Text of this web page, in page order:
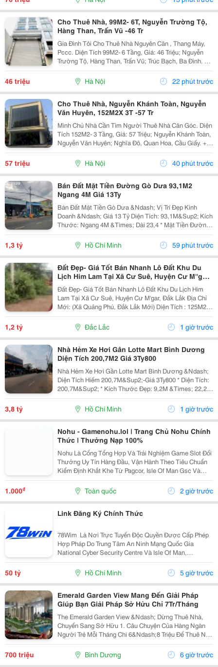
Cho Thuê Nhà, 99M2- 6T, Nguyễn Trường Tộ,
Hàng Than, Trấn Vũ -46 Tr
Gia Đình Tôi Cho Thuê Nhà Nguyên Căn , Thang Máy,
Pccc. Diện Tích 99M2- 6 Tầng, Giá: 46 Triệu; Nguyễn
Trường Tộ, Hàng Than, Trấn Vũ; Trúc Bạch, Ba Đình. +
Liên Hệ Trực Tiếp Chủ Nhà: 0942854881 + Vỉa Hè Lớn,
Mặt Tiền Rộng,Thoáng. + Vị Trí Gần Ngay...
46 triệu Hà Nội 22 phút trước
Cho Thuê Nhà, Nguyễn Khánh Toàn, Nguyễn
Văn Huyên, 152M2X 3T -57 Tr
Mình Chủ Nhà Cần Tìm Người Thuê Nhà Căn Góc. Diện
Tích 152M2- 3 Tầng, Giá: 57 Triệu; Nguyễn Khánh Toàn,
Nguyễn Văn Huyên; Nghĩa Đô, Quan Hoa, Cầu Giấy. +
Liên Hệ Trực Tiếp Chủ Nhà: 0946507497 + Vỉa Hè Lớn,
Mặt Tiền Rộng,Thoáng. + Vị Trí Gần Ngay Ngã...
57 triệu Hà Nội 40 phút trước
Bán Đất Mặt Tiền Đường Gò Dưa 93,1M2
Ngang 4M Giá 13Ty
Bán Đất Mặt Tiền Gò Dưa &Ndash; Vị Trí Đẹp Kinh
Doanh &Ndash; Giá 13 Tỷ Diện Tích: 93,1M&Sup2; Kích
Thước: Ngang 4M &Times; Dài 23,4 * Mặt Tiền Đường
Lớn, Xe Cộ Qua Lại Đông Đúc. * Thích Hợp Xây Nhà
Phố, Văn Phòng, Cửa Hàng, Showroom Hoặc Đầu...
1,3 tỷ Hồ Chí Minh 59 phút trước
Đất Đẹp- Giá Tốt Bán Nhanh Lô Đất Khu Du
Lịch Him Lam Tại Xã Cư Suê, Huyện Cư M''gar,
Đắk Lắk
Đất Đẹp- Giá Tốt Bán Nhanh Lô Đất Khu Du Lịch Him
Lam Tại Xã Cư Suê, Huyện Cư M'gar, Đắk Lắk Địa Chỉ
Mới: (Xã Quảng Phú, Đắk Lắk Mới) Diện Tích : 125M2,
75M2 Thổ Cư. Nở Hậu Giá Bán: 1,2 Tỷ(Có Thương
Lượng) - Vị Trí Đẹp Giao Thông Thuận Lợi, Đất...
1,2 tỷ Đắc Lắc 1 giờ trước
Nhà Hẻm Xe Hơi Gân Lotte Mart Bình Dương
Diện Tích 200,7M2 Giá 3Ty800
Nhà Hẻm Xe Hơi Gần Lotte Mart Bình Dương &Ndash;
Diện Tích Hiếm 200,7M&Sup2;-Giá 3Ty800 * Diện Tích:
200,7M&Sup2; * Kích Thước Đẹp: 9,2M &Times; 22,2M
* Nhà Cấp 4 Gồm 3 Phòng Ngủ, 1 Wc * Hẻm Xe Hơi
Rộng, Ô Tô Vào Tận Nhà * Hướng Đông Nam, Đất...
3,8 tỷ Hồ Chí Minh 1 giờ trước
Nohu - Gamenohu.lol | Trang Chủ Nohu Chính
Thức | Thưởng Nạp 100%
Nohu Là Cổng Tổng Hợp Và Trải Nghiệm Game Slot Đổi
Thưởng Uy Tín Hàng Đầu, Vận Hành Theo Tiêu Chuẩn
Kiểm Định Khắt Khe Từ Pagcor, Isle Of Man Gsc Và
Curacao Egaming. Tích Hợp Chứng Nhận Bảo Mật
Geotrust Giao Thức Ssl 256-Bit, Trang Web
Gamenohu.lol...
1.000₫ Toàn quốc 2 giờ trước
Link Đăng Ký Chính Thức
78Wim ⁠ Là Nơi Trực Tuyến Độc Quyền Được Cấp Phép
Hợp Pháp Do Trung Tâm An Ninh Mạng Quốc Gia
National Cyber Security Centre Và Isle Of Man,
Cagayan,Và Pagcor Cấp Phép. Những Giấy Phép Khẳng
Định Sân Chơi Này An Toàn Và Minh Bạch Thu Hút Hơn
10 Triệu...
50 tỷ Hồ Chí Minh 5 giờ trước
Emerald Garden View Mang Đến Giải Pháp
Giúp Bạn Giải Pháp Sở Hửu Chỉ 7Tr/Tháng
The Emerald Garden View &Ndash; Dừng Thuê Nhà,
Chuyển Sang Sở Hữu 1. Câu Chuyện Của Hàng Ngàn
Người Trẻ Mỗi Tháng Chi 6&Ndash;8 Triệu Để Thuê Nhà
Nhưng Tài Sản Vẫn Là Con Số 0. Emerald Garden View
Mang Đến Giải Pháp Giúp Bạn Chuyển Tiền Thuê Nhà...
700 triệu Bình Dương 6 giờ trước